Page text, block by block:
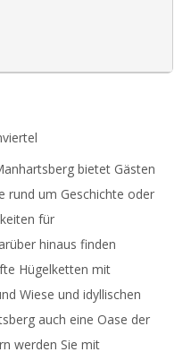
bietet Gästen
rund um Geschichte oder
für
hinaus finden
Hügelketten mit
Wiese und idyllischen
auch eine Oase der
werden Sie mit